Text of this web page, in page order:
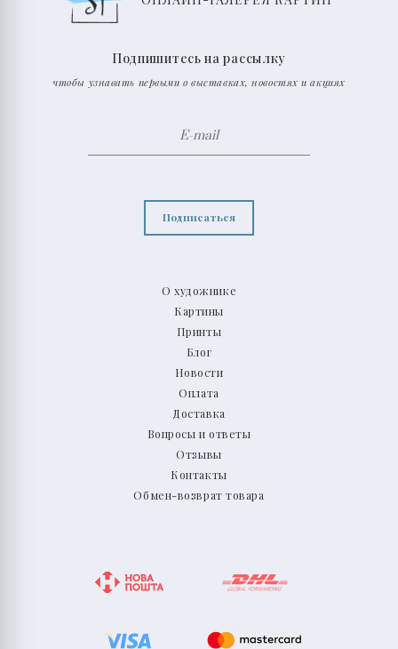
О художнике
Картины
Принты
Блог
Новости
Оплата
Доставка
Вопросы и ответы
Отзывы
Контакты
Обмен-возврат товара
Подпишитесь на рассылку
чтобы узнавать первыми о выставках, новостях и акциях
Подписаться